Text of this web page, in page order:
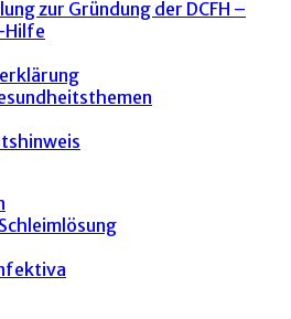
zur Gründung der DCFH –
Hilfe